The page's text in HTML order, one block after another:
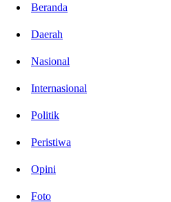
Beranda
Daerah
Nasional
Internasional
Politik
Peristiwa
Opini
Foto